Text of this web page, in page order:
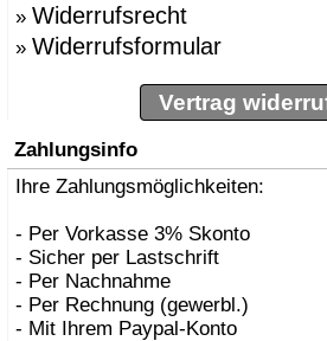
» Widerrufsrecht
» Widerrufsformular
Vertrag
Zahlungsinfo
Ihre Zahlungsmöglichkeiten:
- Per Vorkasse 3% Skonto
- Sicher per Lastschrift
- Per Nachnahme
- Per Rechnung (gewerbl.)
- Mit Ihrem Paypal-Konto